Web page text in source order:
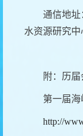
通信地址
水资源研究中
附：历
第一届
http://